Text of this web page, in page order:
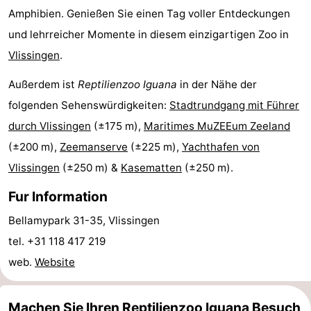
Haamstede
Natur
Kop
van
Walcheren
-
Veere
-
Oranjezon
Oostkapelle
-
Mantelingen
Westkapelle
-
Natur
-
Amphibien. Genießen Sie einen Tag voller Entdeckungen
und lehrreicher Momente in diesem einzigartigen Zoo in
Vlissingen.
Außerdem ist Reptilienzoo Iguana in der Nähe der
folgenden Sehenswürdigkeiten: Stadtrundgang mit Führer
durch Vlissingen (±175 m), Maritimes MuZEEum Zeeland
(±200 m), Zeemanserve (±225 m), Yachthafen von
Vlissingen (±250 m) & Kasematten (±250 m).
Fur Information
Bellamypark 31-35, Vlissingen
tel. +31 118 417 219
web. Website
Machen Sie Ihren Reptilienzoo Iguana Besuch